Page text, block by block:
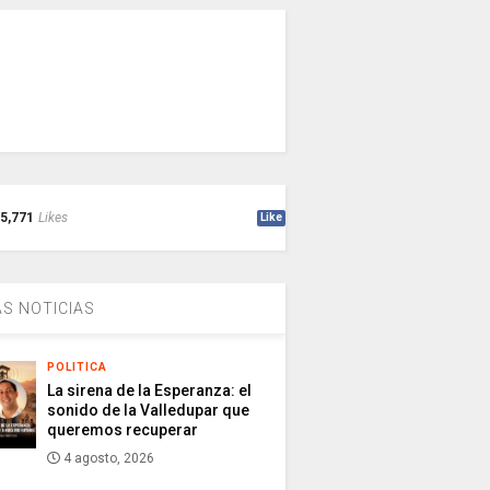
5,771 Likes Like
NOTICIAS
POLITICA
La sirena de la Esperanza: el
sonido de la Valledupar que
queremos recuperar
4 agosto, 2026